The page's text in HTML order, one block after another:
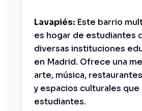
Lavapiés: Este barrio
es hogar de estudiantes
diversas instituciones
en Madrid. Ofrece una
arte, música,
y espacios culturales que
estudiantes.